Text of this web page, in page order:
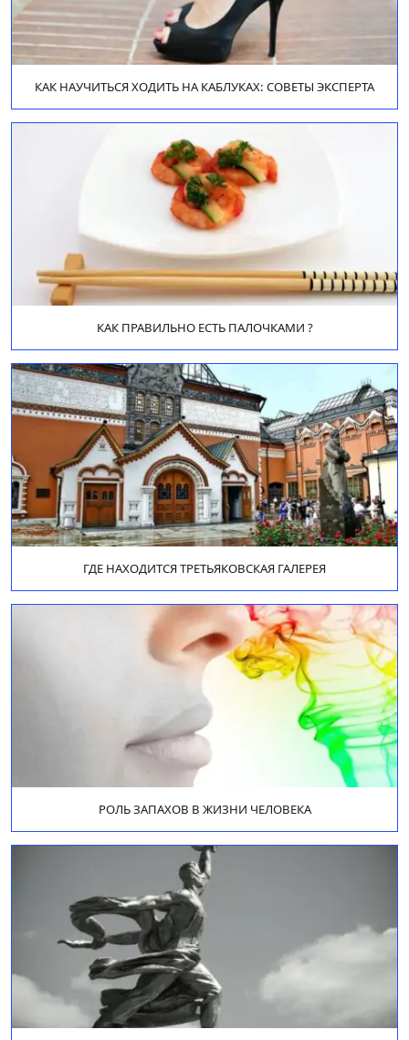
КАК НАУЧИТЬСЯ ХОДИТЬ НА КАБЛУКАХ: СОВЕТЫ ЭКСПЕРТА
КАК ПРАВИЛЬНО ЕСТЬ ПАЛОЧКАМИ ?
ГДЕ НАХОДИТСЯ ТРЕТЬЯКОВСКАЯ ГАЛЕРЕЯ
РОЛЬ ЗАПАХОВ В ЖИЗНИ ЧЕЛОВЕКА